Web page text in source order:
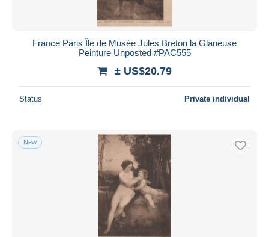
France Paris Île de Musée Jules Breton la Glaneuse
Peinture Unposted #PAC555
± US$20.79
Status Private individual
New